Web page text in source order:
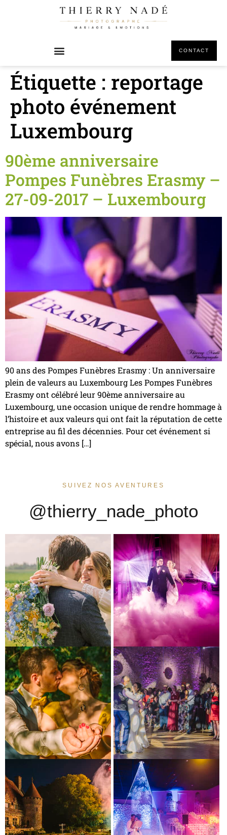
CONTACT
Étiquette : reportage
photo événement
Luxembourg
90ème anniversaire
Pompes Funèbres Erasmy –
27-09-2017 – Luxembourg
90 ans des Pompes Funèbres Erasmy : Un anniversaire
plein de valeurs au Luxembourg Les Pompes Funèbres
Erasmy ont célébré leur 90ème anniversaire au
Luxembourg, une occasion unique de rendre hommage à
l’histoire et aux valeurs qui ont fait la réputation de cette
entreprise au fil des décennies. Pour cet événement si
spécial, nous avons […]
SUIVEZ NOS AVENTURES
@thierry_nade_photo